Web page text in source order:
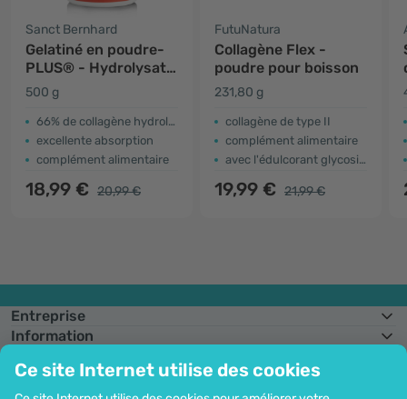
Ce site Internet utilise des cookies
Sanct Bernhard
Gelatiné en poudre-
PLUS® - Hydrolysat
de collagène
500 g
66% de collagène hydrolysé
excellente absorption
complément alimentaire
18,99 € 20,99 €
FutuNatura
Collagène Flex -
poudre pour boisson
231,80 g
collagène de type II
complément alimentaire
avec l'édulcorant glycosides de stéviol
19,99 € 21,99 €
Entreprise
Information
Assistance et commandes